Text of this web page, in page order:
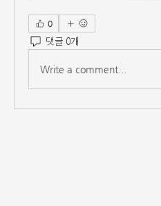
0
댓글 0개
Write a comment...